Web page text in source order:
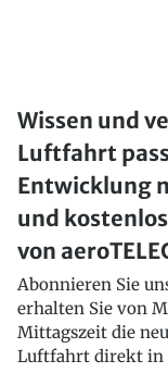
Wissen und
Luftfahrt
Entwicklung
und
von
Abonnieren Sie
erhalten Sie von
Mittagszeit die
Luftfahrt direkt in